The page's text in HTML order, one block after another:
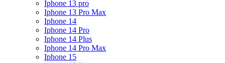
Iphone 13 pro
Iphone 13 Pro Max
Iphone 14
Iphone 14 Pro
Iphone 14 Plus
Iphone 14 Pro Max
Iphone 15